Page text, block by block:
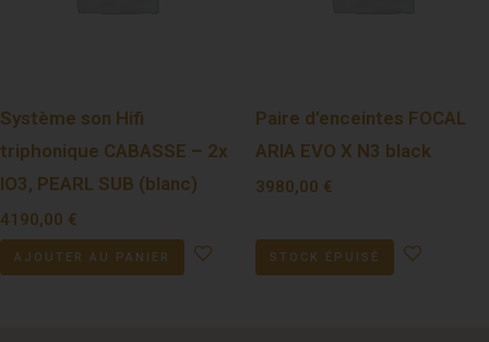
Système son Hifi
triphonique CABASSE – 2x
IO3, PEARL SUB (blanc)
4190,00 €
AJOUTER AU PANIER
Paire d’enceintes FOCAL
ARIA EVO X N3 black
3980,00 €
STOCK ÉPUISÉ